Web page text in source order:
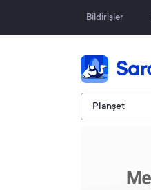
Bildirişler